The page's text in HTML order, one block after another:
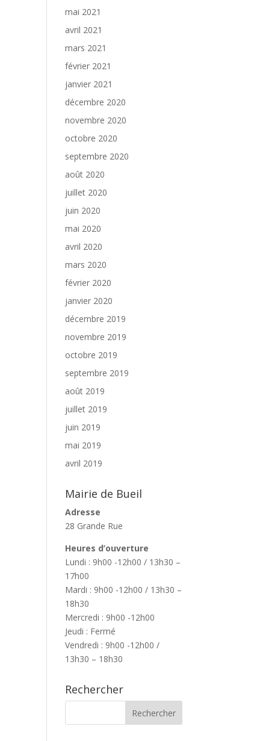
mai 2021
avril 2021
mars 2021
février 2021
janvier 2021
décembre 2020
novembre 2020
octobre 2020
septembre 2020
août 2020
juillet 2020
juin 2020
mai 2020
avril 2020
mars 2020
février 2020
janvier 2020
décembre 2019
novembre 2019
octobre 2019
septembre 2019
août 2019
juillet 2019
juin 2019
mai 2019
avril 2019
Mairie de Bueil
Adresse
28 Grande Rue
Heures d’ouverture
Lundi : 9h00 -12h00 / 13h30 –
17h00
Mardi : 9h00 -12h00 / 13h30 –
18h30
Mercredi : 9h00 -12h00
Jeudi : Fermé
Vendredi : 9h00 -12h00 /
13h30 – 18h30
Rechercher